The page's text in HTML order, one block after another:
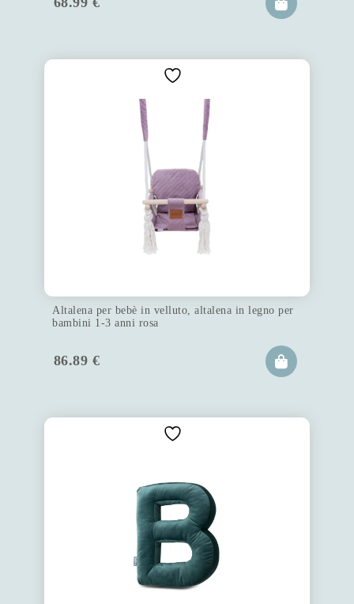
Altalena per bebè in velluto, altalena in legno per
bambini 1-3 anni rosa
86.89 €